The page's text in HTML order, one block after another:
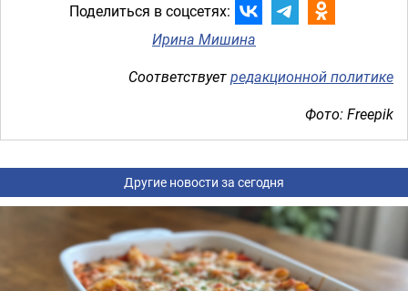
Поделиться в соцсетях:
Ирина Мишина
Соответствуетредакционной политике
Фото: Freepik
Другие новости за сегодня